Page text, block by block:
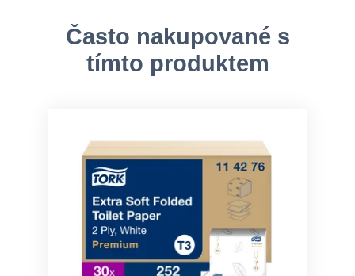
Často nakupované s
tímto produktem